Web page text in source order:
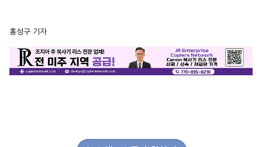
홍성구 기자